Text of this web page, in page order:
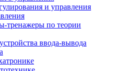
и управления
тренажеры по теории
ввода-вывода